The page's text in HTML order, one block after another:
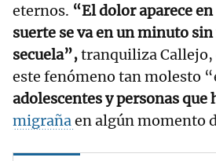
eternos. “El dolor aparece
suerte se va en un minuto
secuela”,tranquiliza Callejo,
este fenómeno tan molesto
adolescentes y personas que
migrañaen algún momento